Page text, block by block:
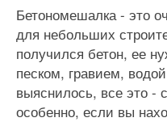
Бетономешалка - это
для небольших
получился бетон, ее
песком, гравием,
выяснилось, все это -
особенно, если вы